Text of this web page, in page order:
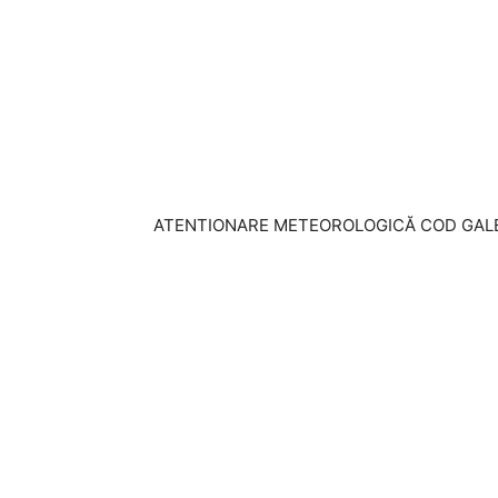
ATENTIONARE METEOROLOGICĂ COD